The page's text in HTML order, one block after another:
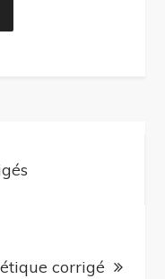
corrigé